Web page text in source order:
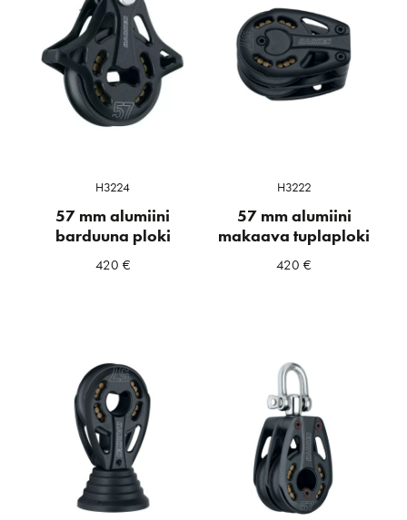
H3224
57 mm alumiini
barduuna ploki
420 €
H3222
57 mm alumiini
makaava tuplaploki
420€